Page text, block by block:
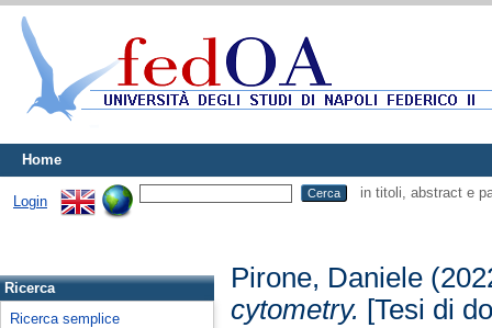
Home
Login
in titoli, abstract e
Ricerca
Ricerca semplice
Pirone, Daniele
cytometry. [Tesi di